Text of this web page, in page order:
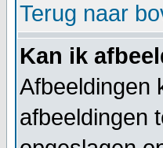
Terug naar
Kan ik
Afbeeldingen
afbeeldingen